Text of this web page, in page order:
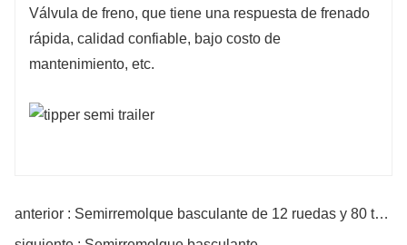
Válvula de freno, que tiene una respuesta de frenado
rápida, calidad confiable, bajo costo de
mantenimiento, etc.
anterior : Semirremolque basculante de 12 ruedas y 80 toneladas